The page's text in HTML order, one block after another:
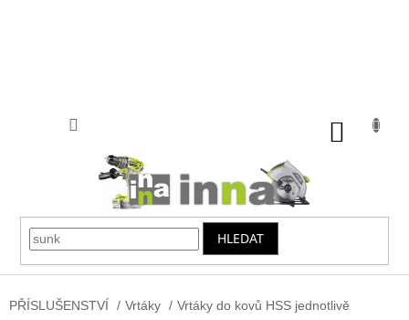
HLEDAT
PŘÍSLUŠENSTVÍ / Vrtáky / Vrtáky do kovů HSS jednotlivě